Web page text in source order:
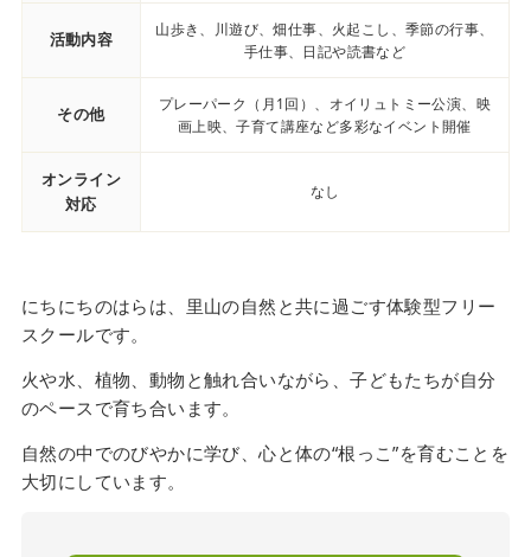
活動内容
山歩き、川遊び、畑仕事、火起こし、季節の行事、
手仕事、日記や読書など
その他
プレーパーク（月1回）、オイリュトミー公演、映
画上映、子育て講座など多彩なイベント開催
オンライン
対応
なし
にちにちのはらは、里山の自然と共に過ごす体験型フリー
スクールです。
火や水、植物、動物と触れ合いながら、子どもたちが自分
のペースで育ち合います。
自然の中でのびやかに学び、心と体の“根っこ”を育むことを
大切にしています。